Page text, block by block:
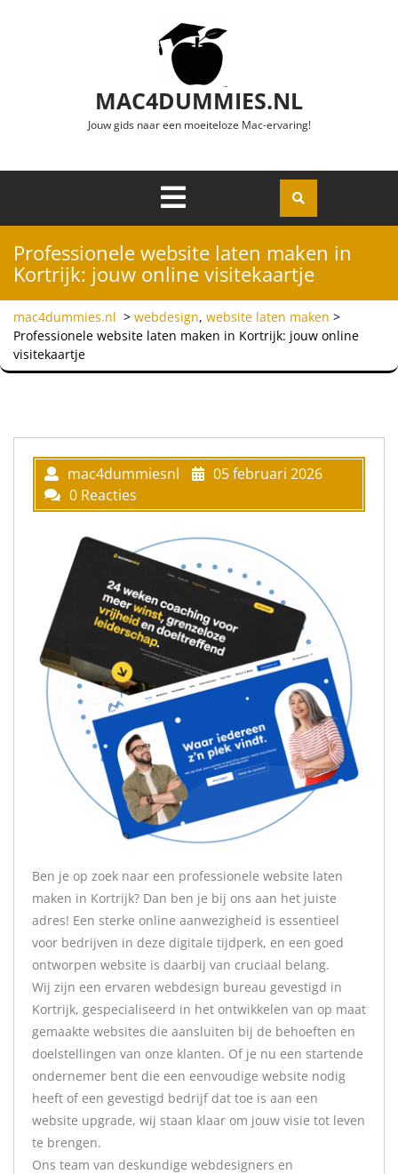
MAC4DUMMIES.NL
Jouw gids naar een moeiteloze Mac-ervaring!
Openen
Professionele website laten maken in
Kortrijk: jouw online visitekaartje
mac4dummies.nl > webdesign, website laten maken >
Professionele website laten maken in Kortrijk: jouw online
visitekaartje
mac4dummiesnl
05 februari 2026
0 Reacties
Ben je op zoek naar een professionele website laten
maken in Kortrijk? Dan ben je bij ons aan het juiste
adres! Een sterke online aanwezigheid is essentieel
voor bedrijven in deze digitale tijdperk, en een goed
ontworpen website is daarbij van cruciaal belang.
Wij zijn een ervaren webdesign bureau gevestigd in
Kortrijk, gespecialiseerd in het ontwikkelen van op maat
gemaakte websites die aansluiten bij de behoeften en
doelstellingen van onze klanten. Of je nu een startende
ondernemer bent die een eenvoudige website nodig
heeft of een gevestigd bedrijf dat toe is aan een
website upgrade, wij staan klaar om jouw visie tot leven
te brengen.
Ons team van deskundige webdesigners en